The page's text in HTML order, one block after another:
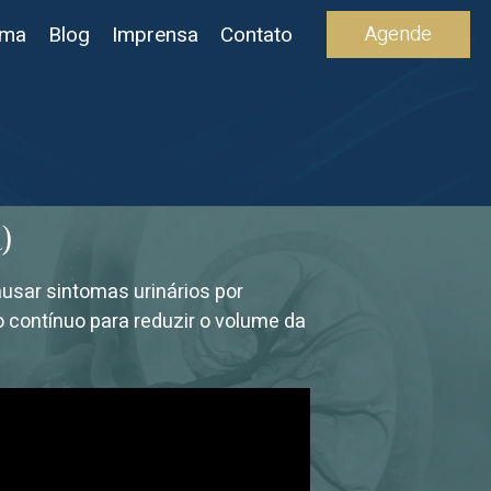
Blog Imprensa Contato Agende
sintomas urinários por
para reduzir o volume da